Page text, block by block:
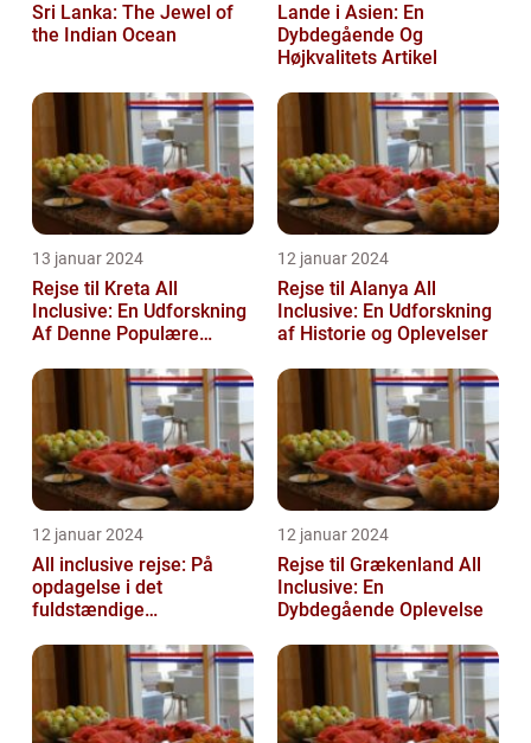
Sri Lanka: The Jewel of
the Indian Ocean
Lande i Asien: En
Dybdegående Og
Højkvalitets Artikel
13 januar 2024
Rejse til Kreta All
Inclusive: En Udforskning
Af Denne Populære
12 januar 2024
Rejse til Alanya All
Inclusive: En Udforskning
af Historie og Oplevelser
12 januar 2024
All inclusive rejse: På
opdagelse i det
fuldstændige
12 januar 2024
Rejse til Grækenland All
Inclusive: En
Dybdegående Oplevelse